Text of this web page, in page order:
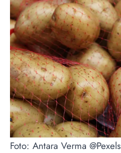
Foto: Antara Verma @Pexels